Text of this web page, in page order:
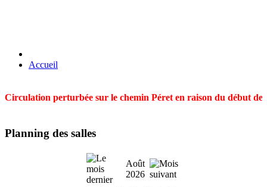
Accueil
Circulation perturbée sur le chemin Péret en raison du début
Planning des salles
Août
2026